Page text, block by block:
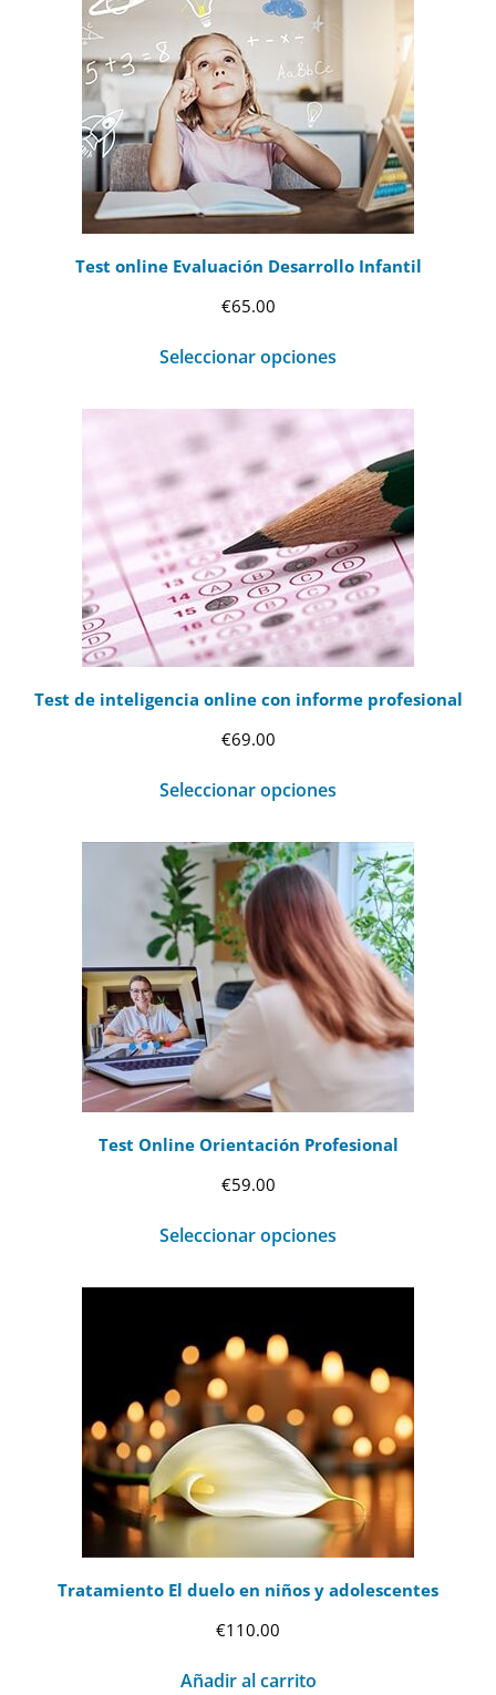
Test online Evaluación Desarrollo Infantil
€65.00
Seleccionar opciones
Test de inteligencia online con informe profesional
€69.00
Seleccionar opciones
Test Online Orientación Profesional
€59.00
Seleccionar opciones
Tratamiento El duelo en niños y adolescentes
€110.00
Añadir al carrito